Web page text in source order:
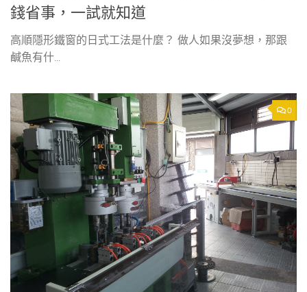
錢省事，一試就知道
高順隱形鐵窗的日式工法是什麼？ 做人如果沒夢想，那跟
鹹魚有什...
0